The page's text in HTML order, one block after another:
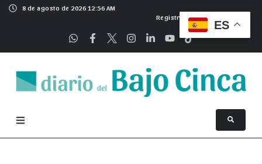
8 de agosto de 2026 12:56 AM
Registrarse
ES